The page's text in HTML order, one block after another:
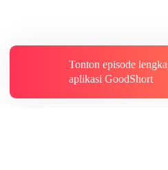
Tonton episode
aplikasi GoodShort